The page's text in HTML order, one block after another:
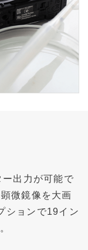
出力が可能で
微鏡像を大画
ションで19イン